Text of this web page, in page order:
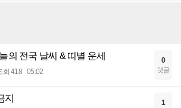
의 전국 날씨 & 띠별 운세
회 418 05:02
0
댓글
지 1